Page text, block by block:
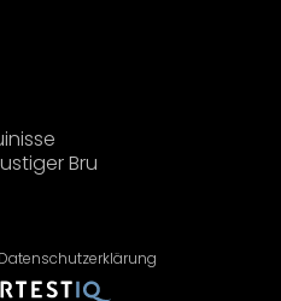
Bru
Datenschutzerklärung